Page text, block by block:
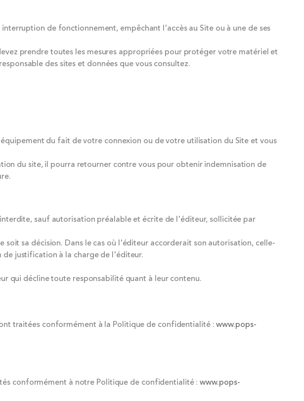
de fonctionnement, empêchant l'accès au Site ou à une de ses
prendre toutes les mesures appropriées pour protéger votre matériel et
des sites et données que vous consultez.
du fait de votre connexion ou de votre utilisation du Site et vous
du site, il pourra retourner contre vous pour obtenir indemnisation de
sauf autorisation préalable et écrite de l'éditeur, sollicitée par
sa décision. Dans le cas où l'éditeur accorderait son autorisation, celle-
justification à la charge de l'éditeur.
qui décline toute responsabilité quant à leur contenu.
traitées conformément à la Politique de confidentialité :www.pops-
conformément à notre Politique de confidentialité :www.pops-